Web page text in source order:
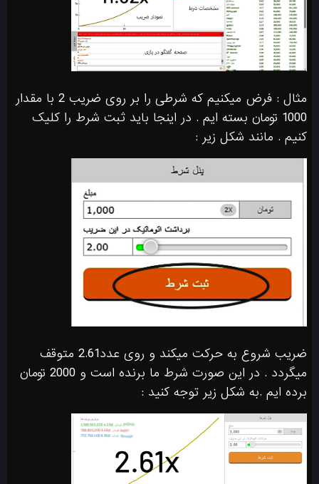
مثال : فرض میکنیم که شرطی را بر روی ضریب 2 با مقدار
1000 تومان بسته ایم . در اینجا باید ثبت شرط را کلیک
کنیم . مانند شکل زیر :
ضریب شروع به حرکت میکند و روی عدد2.61 متوقف
میگردد . در این صورت شرط ما برنده است و 2000 تومان
برده ایم .به شکل زیر توجه کنید :